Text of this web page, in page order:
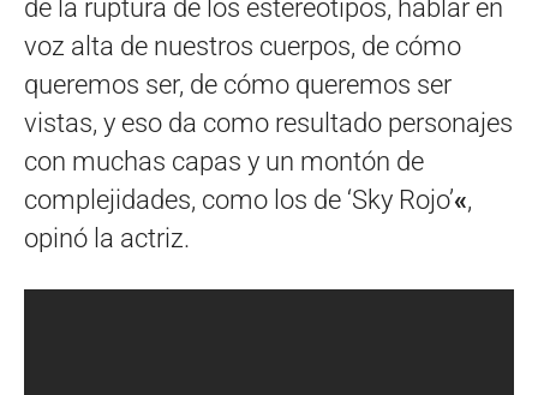
de la ruptura de los estereotipos, hablar en
voz alta de nuestros cuerpos, de cómo
queremos ser, de cómo queremos ser
vistas, y eso da como resultado personajes
con muchas capas y un montón de
complejidades, como los de ‘Sky Rojo’«,
opinó la actriz.